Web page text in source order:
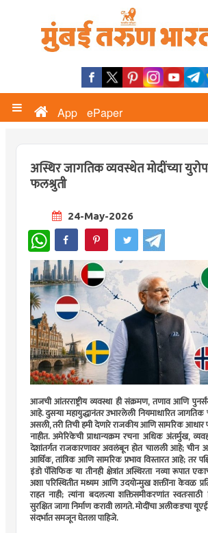
App ePaper
अस्थिर जागतिक व्यवस्थेत मोदींच्या युरोप
फलश्रुती
24-May-2026
WhatsApp
आजची आंतरराष्ट्रीय व्यवस्था ही संक्रमण, तणाव आणि
आहे. दुसऱ्या महायुद्धानंतर उभारलेली नियमाधारित
असली, तरी तिची हमी देणारे राजकीय आणि सामरिक आधार
नाहीत. अमेरिकेची प्राधान्यक्रम रचना अधिक अंतर्मुख,
देशांतर्गत राजकारणावर अवलंबून होत चालली आहे; चीन
आर्थिक, तांत्रिक आणि सामरिक प्रभाव विस्तारत आहे; तर
इंडो पॅसिफिक या तीनही क्षेत्रांत अस्थिरता नव्या रूपात
अशा परिस्थितीत मध्यम आणि उदयोन्मुख शक्तींना केवळ
राहत नाही; त्यांना बदलत्या शक्तिसमीकरणांत
सुरक्षित जागा निर्माण करावी लागते. मोदींचा अलीकडचा
संदर्भात समजून घेतला पाहिजे.